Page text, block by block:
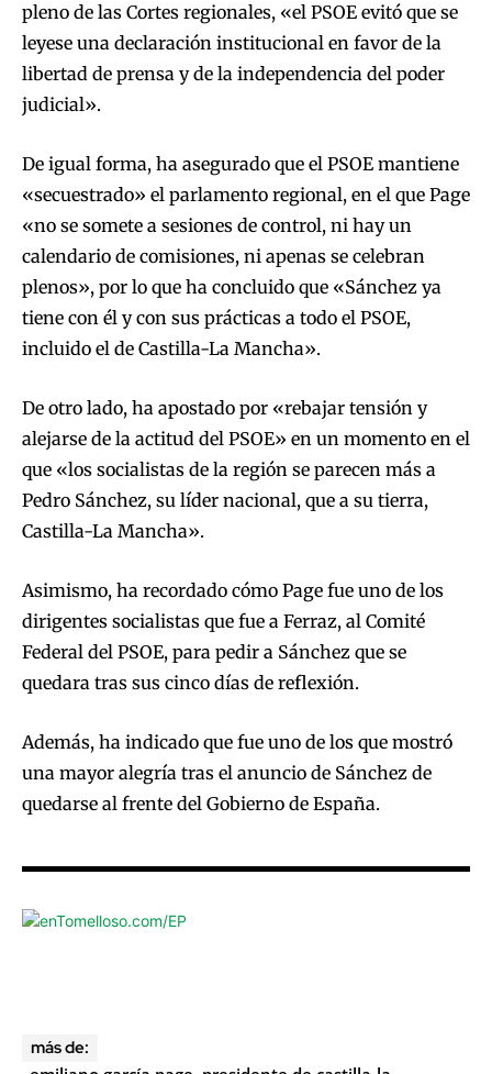
pleno de las Cortes regionales, «el PSOE evitó que se
leyese una declaración institucional en favor de la
libertad de prensa y de la independencia del poder
judicial».
De igual forma, ha asegurado que el PSOE mantiene
«secuestrado» el parlamento regional, en el que Page
«no se somete a sesiones de control, ni hay un
calendario de comisiones, ni apenas se celebran
plenos», por lo que ha concluido que «Sánchez ya
tiene con él y con sus prácticas a todo el PSOE,
incluido el de Castilla-La Mancha».
De otro lado, ha apostado por «rebajar tensión y
alejarse de la actitud del PSOE» en un momento en el
que «los socialistas de la región se parecen más a
Pedro Sánchez, su líder nacional, que a su tierra,
Castilla-La Mancha».
Asimismo, ha recordado cómo Page fue uno de los
dirigentes socialistas que fue a Ferraz, al Comité
Federal del PSOE, para pedir a Sánchez que se
quedara tras sus cinco días de reflexión.
Además, ha indicado que fue uno de los que mostró
una mayor alegría tras el anuncio de Sánchez de
quedarse al frente del Gobierno de España.
más de: